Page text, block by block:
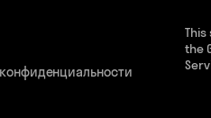
This
the